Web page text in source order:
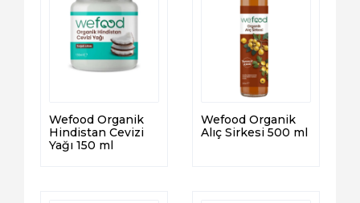
Wefood Organik
Hindistan Cevizi
Yağı 150 ml
Wefood Organik
Alıç Sirkesi 500 ml